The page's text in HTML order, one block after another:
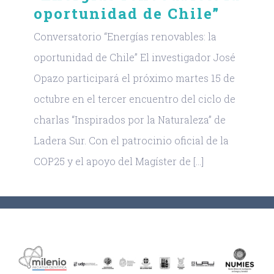
oportunidad de Chile”
Conversatorio “Energías renovables: la
oportunidad de Chile” El investigador José
Opazo participará el próximo martes 15 de
octubre en el tercer encuentro del ciclo de
charlas “Inspirados por la Naturaleza” de
Ladera Sur. Con el patrocinio oficial de la
COP25 y el apoyo del Magíster de [...]